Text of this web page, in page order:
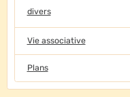
divers
Vie associative
Plans